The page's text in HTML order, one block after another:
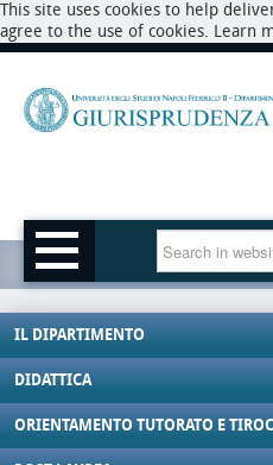
This site uses cookies to help
agree to the use of cookies. Learn
IL DIPARTIMENTO
DIDATTICA
ORIENTAMENTO TUTORATO E